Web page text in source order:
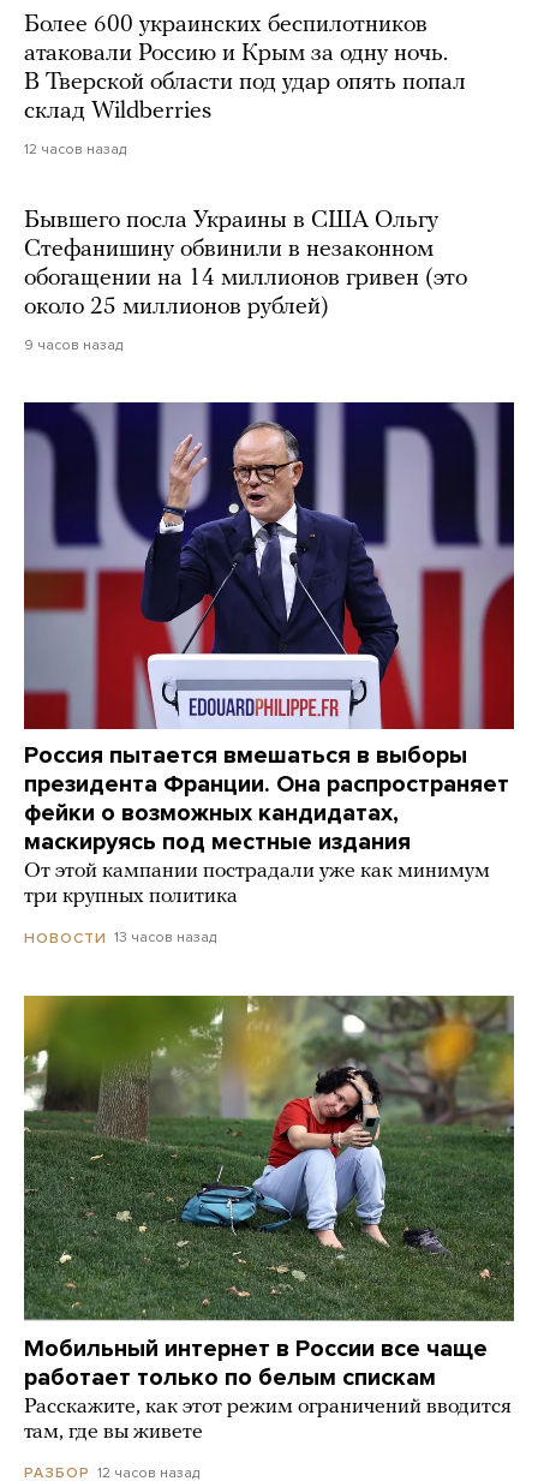
Более 600 украинских беспилотников
атаковали Россию и Крым за одну ночь.
В Тверской области под удар опять попал
склад Wildberries
12 часов назад
Бывшего посла Украины в США Ольгу
Стефанишину обвинили в незаконном
обогащении на 14 миллионов гривен (это
около 25 миллионов рублей)
9 часов назад
Россия пытается вмешаться в выборы
президента Франции. Она распространяет
фейки о возможных кандидатах,
маскируясь под местные издания
От этой кампании пострадали уже как минимум
три крупных политика
НОВОСТИ 13 часов назад
Мобильный интернет в России все чаще
работает только по белым спискам
Расскажите, как этот режим ограничений вводится
там, где вы живете
РАЗБОР 12 часов назад